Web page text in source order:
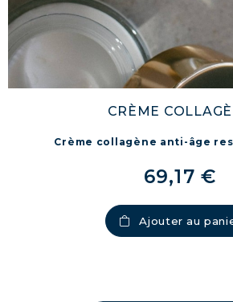
CRÈME
Crème collagène anti-âge
69,17 €
Ajouter au